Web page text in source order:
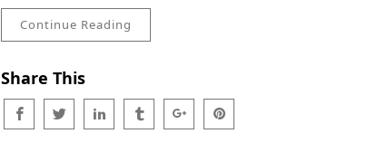
Continue Reading
Share This